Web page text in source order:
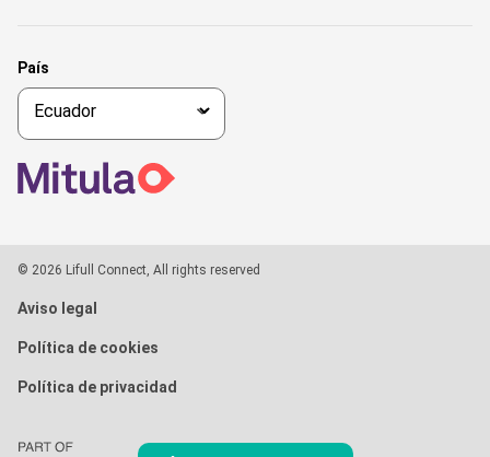
País
© 2026 Lifull Connect, All rights reserved
Aviso legal
Política de cookies
Política de privacidad